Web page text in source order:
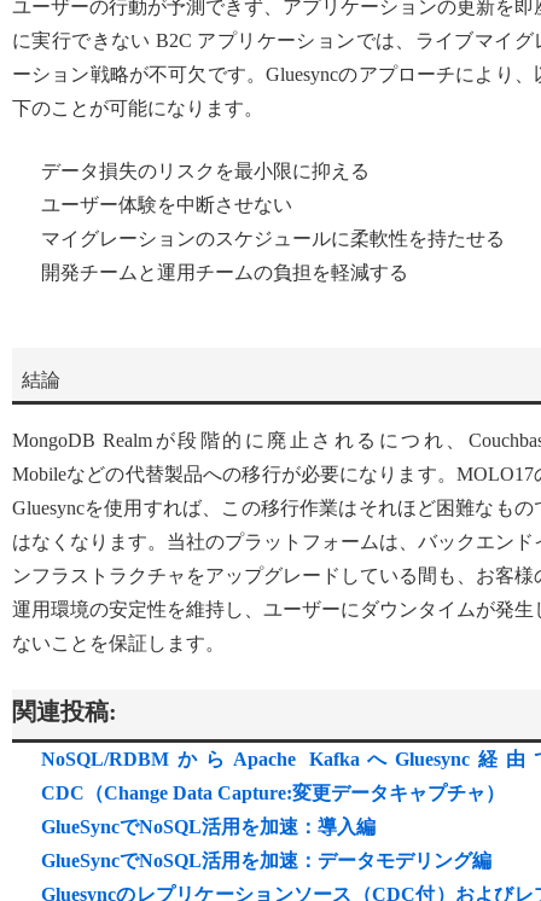
ユーザーの行動が予測できず、アプリケーションの更新を即
に実行できない B2C アプリケーションでは、ライブマイグ
ーション戦略が不可欠です。Gluesyncのアプローチにより、
下のことが可能になります。
データ損失のリスクを最小限に抑える
ユーザー体験を中断させない
マイグレーションのスケジュールに柔軟性を持たせる
開発チームと運用チームの負担を軽減する
結論
MongoDB Realmが段階的に廃止されるにつれ、
Mobileなどの代替製品への移行が必要になります。MOLO17
Gluesyncを使用すれば、この移行作業はそれほど困難なもの
はなくなります。当社のプラットフォームは、バックエンド
ンフラストラクチャをアップグレードしている間も、お客様
運用環境の安定性を維持し、ユーザーにダウンタイムが発生
ないことを保証します。
関連投稿:
NoSQL/RDBMからApache KafkaへGluesync経由
CDC（Change Data Capture:変更データキャプチャ）
GlueSyncでNoSQL活用を加速：導入編
GlueSyncでNoSQL活用を加速：データモデリング編
Gluesyncのレプリケーションソース（CDC付）およびレ